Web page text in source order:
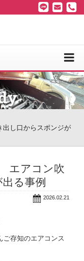
し口からスポンジが
エアコン吹
る事例
2026.02.21
ご存知のエアコンス